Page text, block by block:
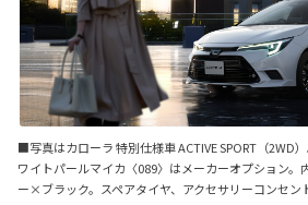
■写真はカローラ 特別仕様車 ACTIVE SPORT（2WD
ワイトパールマイカ〈089〉はメーカーオプション。
ー×ブラック。スペアタイヤ、アクセサリーコンセン